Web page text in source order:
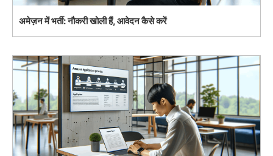
अमेज़न में भर्ती: नौकरी खोली हैं, आवेदन कैसे करें